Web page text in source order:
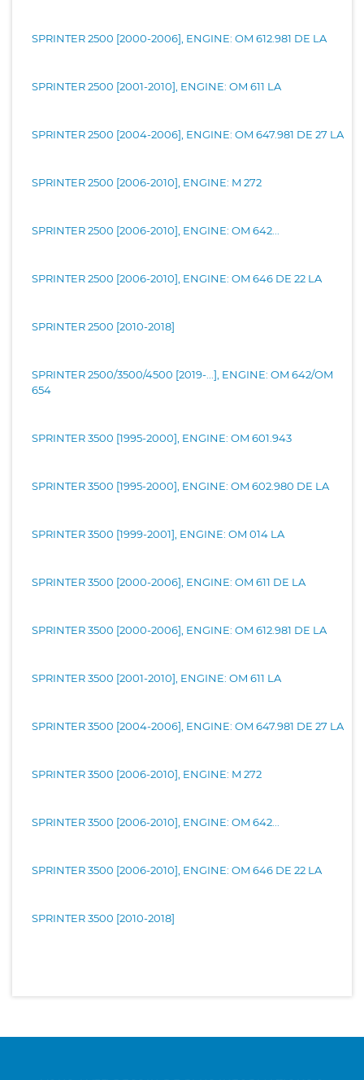
SPRINTER 2500 [2000-2006], ENGINE: OM 612.981 DE LA
SPRINTER 2500 [2001-2010], ENGINE: OM 611 LA
SPRINTER 2500 [2004-2006], ENGINE: OM 647.981 DE 27 LA
SPRINTER 2500 [2006-2010], ENGINE: M 272
SPRINTER 2500 [2006-2010], ENGINE: OM 642...
SPRINTER 2500 [2006-2010], ENGINE: OM 646 DE 22 LA
SPRINTER 2500 [2010-2018]
SPRINTER 2500/3500/4500 [2019-...], ENGINE: OM 642/OM
654
SPRINTER 3500 [1995-2000], ENGINE: OM 601.943
SPRINTER 3500 [1995-2000], ENGINE: OM 602.980 DE LA
SPRINTER 3500 [1999-2001], ENGINE: OM 014 LA
SPRINTER 3500 [2000-2006], ENGINE: OM 611 DE LA
SPRINTER 3500 [2000-2006], ENGINE: OM 612.981 DE LA
SPRINTER 3500 [2001-2010], ENGINE: OM 611 LA
SPRINTER 3500 [2004-2006], ENGINE: OM 647.981 DE 27 LA
SPRINTER 3500 [2006-2010], ENGINE: M 272
SPRINTER 3500 [2006-2010], ENGINE: OM 642...
SPRINTER 3500 [2006-2010], ENGINE: OM 646 DE 22 LA
SPRINTER 3500 [2010-2018]